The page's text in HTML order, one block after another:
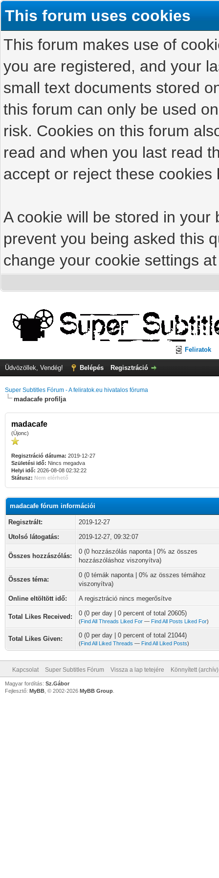
This forum uses cookies
This forum makes use of
you are registered, and your
small text documents stored
this forum can only be used
risk. Cookies on this forum
read and when you last read
accept or reject these cookies
A cookie will be stored in
prevent you being asked this
change your cookie settings
Feliratok
Üdvözöllek, Vendég! Belépés Regisztráció
Super Subtitles Fórum - A feliratok.eu hivatalos fóruma
madacafe profilja
madacafe
(Újonc)
Regisztráció dátuma: 2019-12-27
Születési idő: Nincs megadva
Helyi idő: 2026-08-08 02:32:22
Státusz: Nem elérhető
madacafe fórum információi
Regisztrált:
2019-12-27
Utolsó látogatás:
2019-12-27, 09:32:07
Összes hozzászólás:
0 (0 hozzászólás naponta | 0% az összes
hozzászóláshoz viszonyítva)
Összes téma:
0 (0 témák naponta | 0% az összes témához
viszonyítva)
Online eltöltött idő:
A regisztráció nincs megerősítve
Total Likes Received: 0 (0 per day | 0 percent of total 20605)
(Find All Threads Liked For — Find All Posts Liked For)
Total Likes Given: 0 (0 per day | 0 percent of total 21044)
(Find All Liked Threads — Find All Liked Posts)
Kapcsolat Super Subtitles Fórum Vissza a lap tetejére Könnyített
Magyar fordítás: Sz.Gábor
Fejlesztő: MyBB , © 2002-2026 MyBB Group